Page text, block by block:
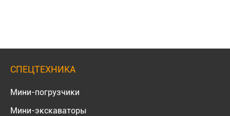
СПЕЦТЕХНИКА
Мини-погрузчики
Мини-экскаваторы